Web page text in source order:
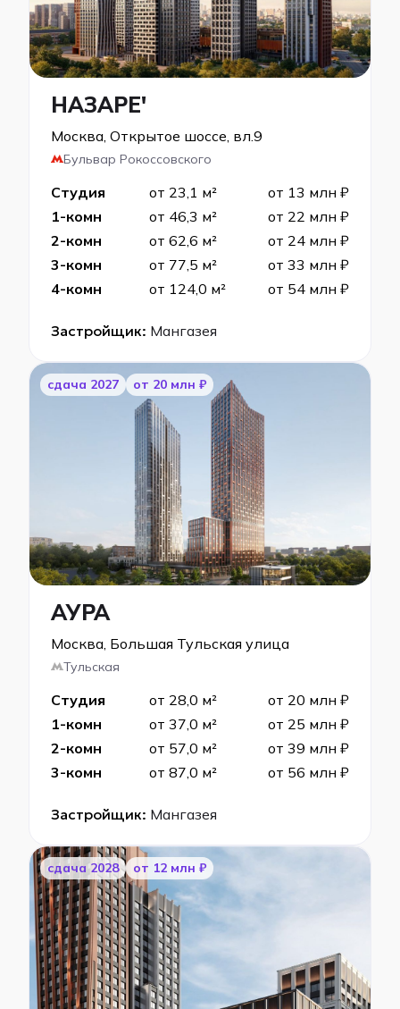
НАЗАРЕ'
Москва, Открытое шоссе, вл.9
Бульвар Рокоссовского
Студия от 23,1 м²
от 13 млн ₽
1-комн
от 46,3 м²
от 22 млн ₽
2-комн
от 62,6 м²
от 24 млн ₽
3-комн
от 77,5 м²
от 33 млн ₽
4-комн
от 124,0 м² от 54 млн ₽
Застройщик: Мангазея
cдача 2027 от 20 млн ₽
АУРА
Москва, Большая Тульская улица
Тульская
Студия от 28,0 м²
от 20 млн ₽
1-комн
от 37,0 м²
от 25 млн ₽
2-комн
от 57,0 м²
от 39 млн ₽
3-комн
от 87,0 м² от 56 млн ₽
Застройщик: Мангазея
cдача 2028 от 12 млн ₽